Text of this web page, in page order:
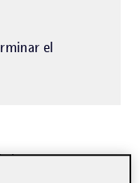
el
la UOC et permeten